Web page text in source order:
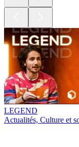
LEGEND
Actualités, Culture et